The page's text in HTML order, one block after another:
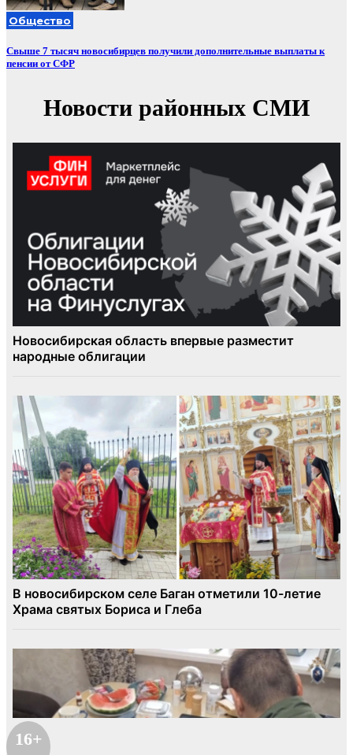
Общество
Свыше 7 тысяч новосибирцев получили дополнительные выплаты к
пенсии от СФР
16+